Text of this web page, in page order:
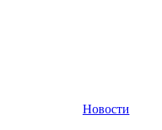
Новости